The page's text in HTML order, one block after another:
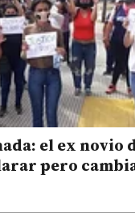
el ex novio
pero